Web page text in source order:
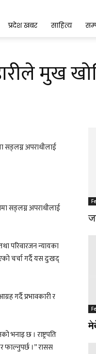
प्रदेश खबर साहित्य
मुख
सङ्लग्न अपराधीलाई
सङ्लग्न अपराधीलाई
परिवारजन न्यायका
चर्चा गर्दै यस दुःखद्
गर्दै प्रभावकारी र
भनाइ छ । राष्ट्रपति
फाल्नुपर्छ ।” रासस